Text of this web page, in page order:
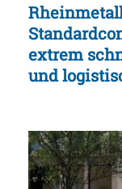
extrem
und